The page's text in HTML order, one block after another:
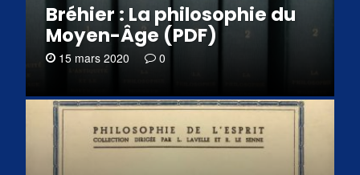
Bréhier : La philosophie du
Moyen-Âge (PDF)
15 mars 2020 0